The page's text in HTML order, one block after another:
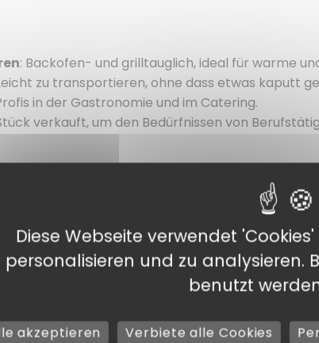
: Backofen- und grilltauglich, ideal für warme
zu transportieren, ohne dass etwas kaputt
in der Gastronomie und im Catering.
verkauft, um den Bedürfnissen von
mit 100 Stück
in mm )
: -40°C / +350°C
Diese Webseite verwendet
personalisieren und zu analysieren.
benutzt
akzeptieren Verbiete alle Cookies